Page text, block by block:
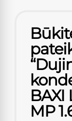
MP